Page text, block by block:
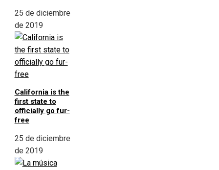
25 de diciembre
de 2019
California is the
first state to
officially go fur-
free
25 de diciembre
de 2019